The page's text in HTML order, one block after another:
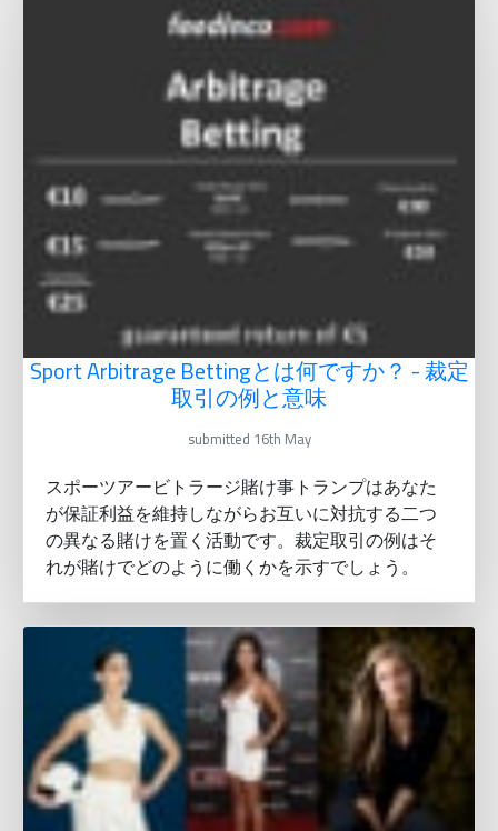
Sport Arbitrage Bettingとは何ですか？ - 裁定
取引の例と意味
submitted 16th May
スポーツアービトラージ賭け事トランプはあなた
が保証利益を維持しながらお互いに対抗する二つ
の異なる賭けを置く活動です。裁定取引の例はそ
れが賭けでどのように働くかを示すでしょう。